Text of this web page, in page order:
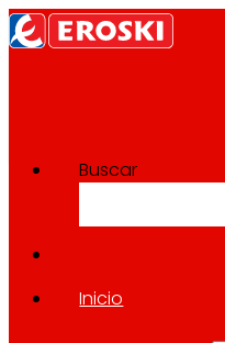
Buscar
Inicio
Sala de prensa
Volver a todas las noticias